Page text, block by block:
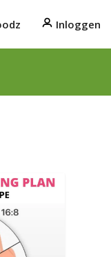
Inloggen